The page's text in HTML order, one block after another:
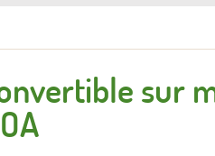
sur